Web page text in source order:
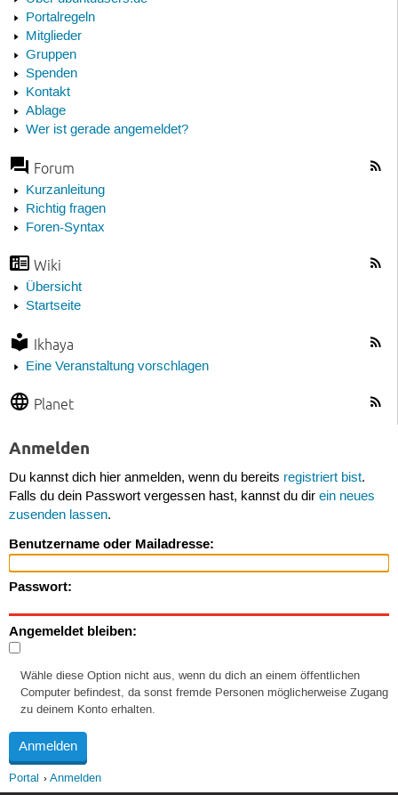
Portalregeln
Mitglieder
Gruppen
Spenden
Kontakt
Ablage
Wer ist gerade angemeldet?
Forum
Kurzanleitung
Richtig fragen
Foren-Syntax
Wiki
Übersicht
Startseite
Ikhaya
Eine Veranstaltung vorschlagen
Planet
Anmelden
Du kannst dich hier anmelden, wenn du bereits registriert bist.
Falls du dein Passwort vergessen hast, kannst du dir ein neues
zusenden lassen.
Benutzername oder Mailadresse:
Passwort:
Angemeldet bleiben:
Wähle diese Option nicht aus, wenn du dich an einem öffentlichen
Computer befindest, da sonst fremde Personen möglicherweise Zugang
zu deinem Konto erhalten.
Portal Anmelden